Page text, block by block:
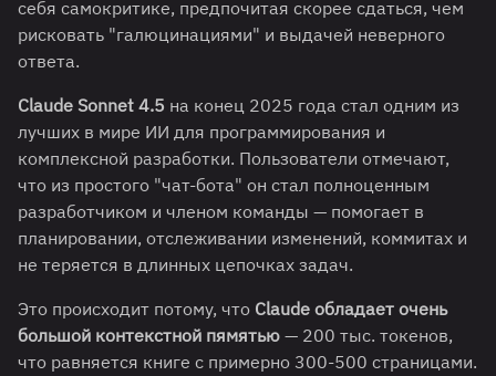
себя самокритике, предпочитая скорее сдаться, чем
рисковать "галюцинациями" и выдачей неверного
ответа.
Claude Sonnet 4.5 на конец 2025 года стал одним из
лучших в мире ИИ для программирования и
комплексной разработки. Пользователи отмечают,
что из простого "чат-бота" он стал полноценным
разработчиком и членом команды — помогает в
планировании, отслеживании изменений, коммитах и
не теряется в длинных цепочках задач.
Это происходит потому, что Claude обладает очень
большой контекстной пямятью — 200 тыс. токенов,
что равняется книге с примерно 300-500 страницами.